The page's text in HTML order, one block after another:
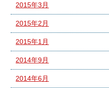
2015年3月
2015年2月
2015年1月
2014年9月
2014年6月